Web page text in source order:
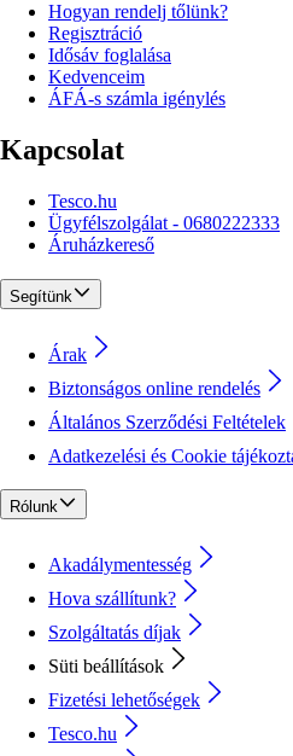
Hogyan rendelj tőlünk?
Regisztráció
Idősáv foglalása
Kedvenceim
ÁFÁ-s számla igénylés
Kapcsolat
Tesco.hu
Ügyfélszolgálat - 0680222333
Áruházkereső
Segítünk
Árak
Biztonságos online rendelés
Általános Szerződési Feltételek
Adatkezelési és Cookie
Rólunk
Akadálymentesség
Hova szállítunk?
Szolgáltatás díjak
Süti beállítások
Fizetési lehetőségek
Tesco.hu